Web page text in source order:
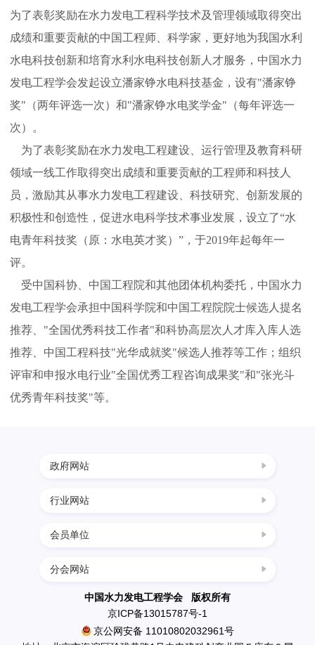
为了表彰奖励在水力发电工程科学技术及管理领域取得突出
成绩和重要贡献的中国工程师、科学家，更好地为我国水利
水电科技创新和培育水利水电科技创新人才服务，中国水力
发电工程学会发起设立潘家铮水电科技基金，设有"潘家铮
奖"（两年评选一次）和"潘家铮水电奖学金"（每年评选一
次）。
为了表彰奖励在水力发电工程建设、运行管理及教育科研
领域一线工作取得突出成绩和重要贡献的工程师和科技人
员，激励其从事水力发电工程建设、科技研究、创新发展的
积极性和创造性，促进水电科学技术事业发展，设立了“水
电青年科技奖（原：水电英才奖）”，于2019年起每年一
评。
受中国科协、中国工程院和其他团体机构委托，中国水力
发电工程学会承担中国科学院和中国工程院院士候选人提名
推荐、"全国优秀科技工作者"和科协高层次人才库入库人选
推荐、中国工程科技"光华成就奖"候选人推荐等工作；组织
评审和申报水电行业"全国优秀工程咨询成果奖"和"张光斗
优秀青年科技奖"等。
政府网站
生态环境部
住房和城乡建设部
行业网站
会员单位
中国葛洲坝集团三峡建设工程有限公司
南水北调工程设计管理中心
中国水利水电出版社
英大传媒投资集团有限公司
分会网站
中国水力发电工程学会 版权所有
京ICP备13015787号-1
京公网安备 11010802032961号